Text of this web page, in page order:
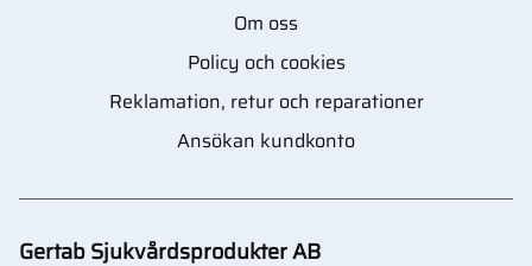
Om oss
Policy och cookies
Reklamation, retur och reparationer
Ansökan kundkonto
Gertab Sjukvårdsprodukter AB